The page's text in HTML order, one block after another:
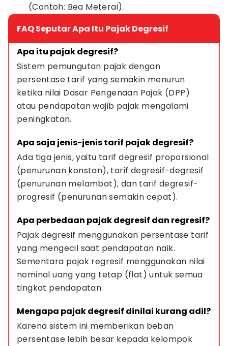
(Contoh: Bea Meterai).
FAQ Seputar Apa Itu Pajak Degresif
Apa itu pajak degresif?
Sistem pemungutan pajak dengan
persentase tarif yang semakin menurun
ketika nilai Dasar Pengenaan Pajak (DPP)
atau pendapatan wajib pajak mengalami
peningkatan.
Apa saja jenis-jenis tarif pajak degresif?
Ada tiga jenis, yaitu tarif degresif proporsional
(penurunan konstan), tarif degresif-degresif
(penurunan melambat), dan tarif degresif-
progresif (penurunan semakin cepat).
Apa perbedaan pajak degresif dan regresif?
Pajak degresif menggunakan persentase tarif
yang mengecil saat pendapatan naik.
Sementara pajak regresif menggunakan nilai
nominal uang yang tetap (flat) untuk semua
tingkat pendapatan.
Mengapa pajak degresif dinilai kurang adil?
Karena sistem ini memberikan beban
persentase lebih besar kepada kelompok